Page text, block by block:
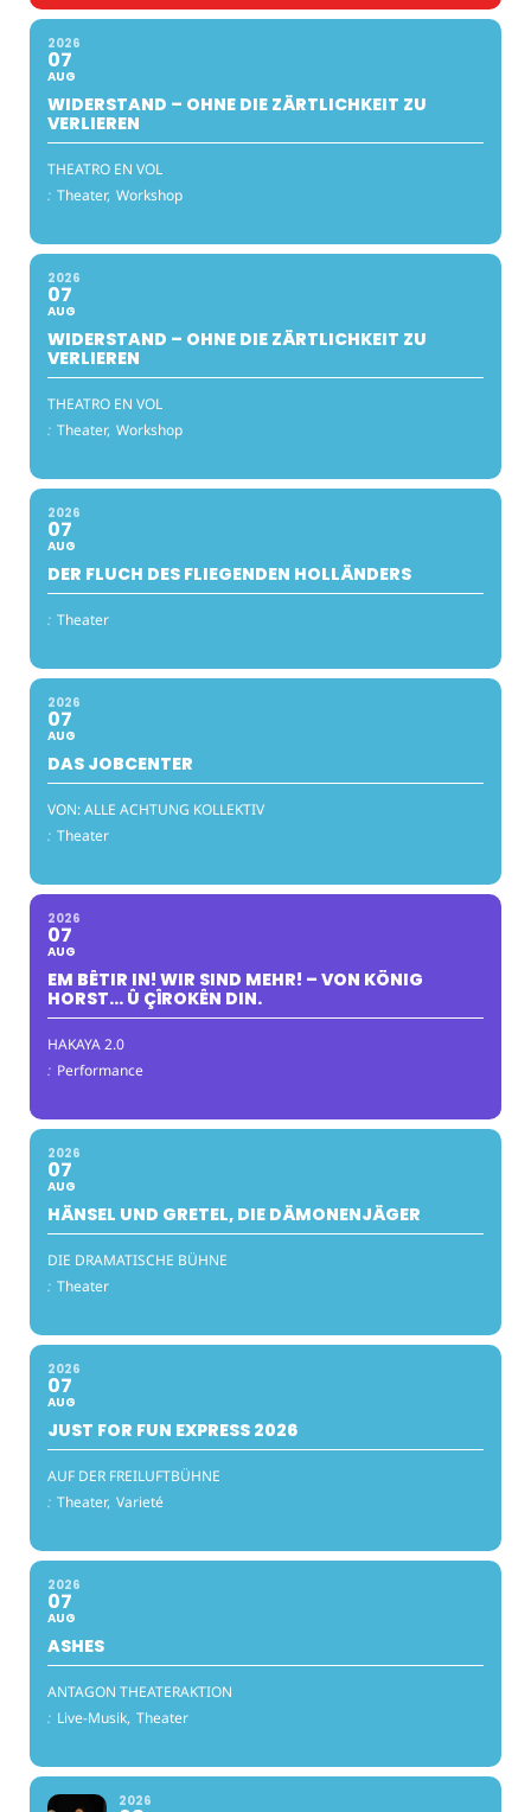
2026
07
AUG
WIDERSTAND – OHNE DIE ZÄRTLICHKEIT ZU
VERLIEREN
THEATRO EN VOL
: Theater, Workshop
2026
07
AUG
WIDERSTAND – OHNE DIE ZÄRTLICHKEIT ZU
VERLIEREN
THEATRO EN VOL
: Theater, Workshop
2026
07
AUG
DER FLUCH DES FLIEGENDEN HOLLÄNDERS
: Theater
2026
07
AUG
DAS JOBCENTER
VON: ALLE ACHTUNG KOLLEKTIV
: Theater
2026
07
AUG
EM BÊTIR IN! WIR SIND MEHR! – VON KÖNIG
HORST… Û ÇÎROKÊN DIN.
HAKAYA 2.0
: Performance
2026
07
AUG
HÄNSEL UND GRETEL, DIE DÄMONENJÄGER
DIE DRAMATISCHE BÜHNE
: Theater
2026
07
AUG
JUST FOR FUN EXPRESS 2026
AUF DER FREILUFTBÜHNE
: Theater, Varieté
2026
07
AUG
ASHES
ANTAGON THEATERAKTION
: Live-Musik, Theater
2026